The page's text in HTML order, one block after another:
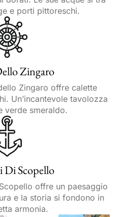
e porti pittoreschi.
Zingaro
Zingaro offre calette
Un’incantevole tavolozza
verde smeraldo.
Di Scopello
offre un paesaggio
e la storia si fondono in
armonia.